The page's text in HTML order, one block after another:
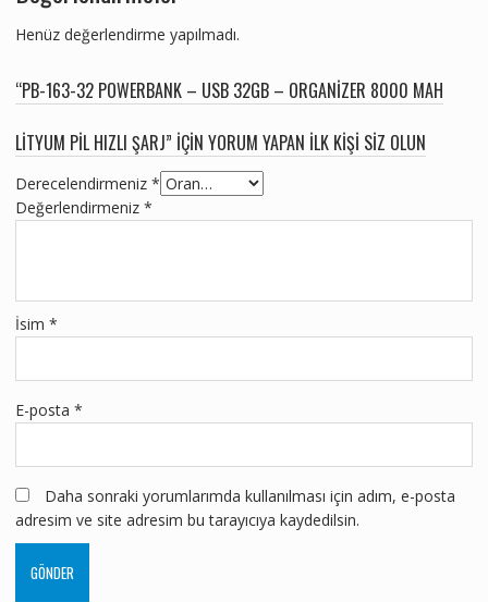
Henüz değerlendirme yapılmadı.
“PB-163-32 POWERBANK – USB 32GB – ORGANIZER 8000 MAH
LITYUM PIL HIZLI ŞARJ” IÇIN YORUM YAPAN ILK KIŞI SIZ OLUN
Derecelendirmeniz *
Değerlendirmeniz *
İsim *
E-posta *
Daha sonraki yorumlarımda kullanılması için adım, e-posta
adresim ve site adresim bu tarayıcıya kaydedilsin.